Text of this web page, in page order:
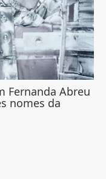
Fernanda Abreu
nomes da